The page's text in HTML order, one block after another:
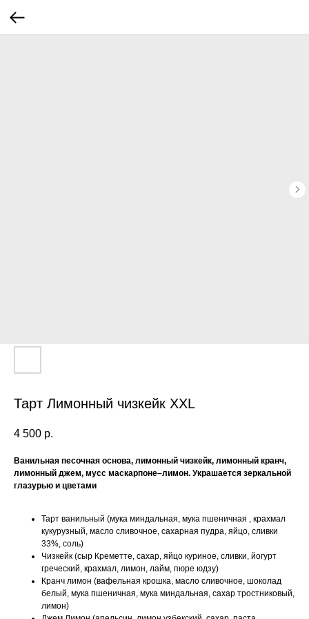
Тарт Лимонный чизкейк XXL
4 500 р.
Ванильная песочная основа, лимонный чизкейк, лимонный кранч,
лимонный джем, мусс маскарпоне–лимон. Украшается зеркальной
глазурью и цветами
Тарт ванильный (мука миндальная, мука пшеничная , крахмал
кукурузный, масло сливочное, сахарная пудра, яйцо, сливки
33%, соль)
Чизкейк (сыр Креметте, сахар, яйцо куриное, сливки, йогурт
греческий, крахмал, лимон, лайм, пюре юдзу)
Кранч лимон (вафельная крошка, масло сливочное, шоколад
белый, мука пшеничная, мука миндальная, сахар тростниковый,
лимон)